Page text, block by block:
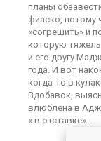
планы
фиаско, потому
«согрешить» и
которую
и его другу
года. И вот
когда-то в
Вдобавок,
влюблена в
« в отставке»…